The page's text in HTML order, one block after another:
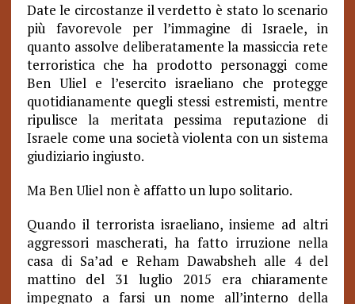
Date le circostanze il verdetto è stato lo scenario
più favorevole per l’immagine di Israele, in
quanto assolve deliberatamente la massiccia rete
terroristica che ha prodotto personaggi come
Ben Uliel e l’esercito israeliano che protegge
quotidianamente quegli stessi estremisti, mentre
ripulisce la meritata pessima reputazione di
Israele come una società violenta con un sistema
giudiziario ingiusto.
Ma Ben Uliel non è affatto un lupo solitario.
Quando il terrorista israeliano, insieme ad altri
aggressori mascherati, ha fatto irruzione nella
casa di Sa’ad e Reham Dawabsheh alle 4 del
mattino del 31 luglio 2015 era chiaramente
impegnato a farsi un nome all’interno della